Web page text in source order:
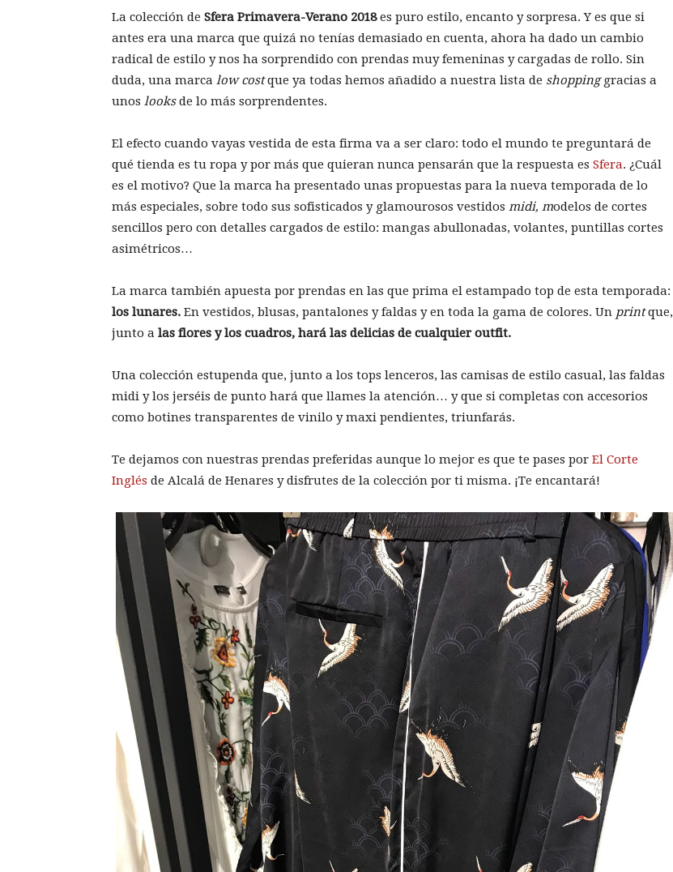
La colección de Sfera Primavera-Verano 2018es puro estilo, encanto y sorpresa. Y es que si
antes era una marca que quizá no tenías demasiado en cuenta, ahora ha dado un cambio
radical de estilo y nos ha sorprendido con prendas muy femeninas y cargadas de rollo. Sin
duda, una marca low costque ya todas hemos añadido a nuestra lista de shoppinggracias a
unos looksde lo más sorprendentes.
El efecto cuando vayas vestida de esta firma va a ser claro: todo el mundo te preguntará de
qué tienda es tu ropa y por más que quieran nunca pensarán que la respuesta es Sfera. ¿Cuál
es el motivo? Que la marca ha presentado unas propuestas para la nueva temporada de lo
más especiales, sobre todo sus sofisticados y glamourosos vestidos midi, modelos de cortes
sencillos pero con detalles cargados de estilo: mangas abullonadas, volantes, puntillas cortes
asimétricos…
La marca también apuesta por prendas en las que prima el estampado top de esta temporada:
los lunares. En vestidos, blusas, pantalones y faldas y en toda la gama de colores. Un printque,
junto a las flores y los cuadros, hará las delicias de cualquier outfit.
Una colección estupenda que, junto a los tops lenceros, las camisas de estilo casual, las faldas
midi y los jerséis de punto hará que llames la atención… y que si completas con accesorios
como botines transparentes de vinilo y maxi pendientes, triunfarás.
Te dejamos con nuestras prendas preferidas aunque lo mejor es que te pases por El Corte
Inglés de Alcalá de Henares y disfrutes de la colección por ti misma. ¡Te encantará!